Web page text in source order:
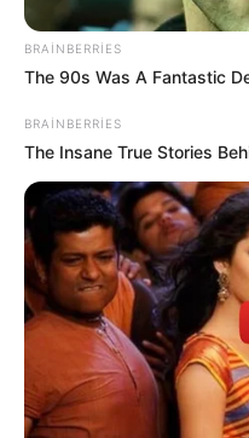
14:45 / 06 Avqust 2026
Qurdlar niyə
sirrini açıqladı
BRAINBERRIES
The 90s Was A Fantastic
BRAINBERRIES
The Insane True Stories